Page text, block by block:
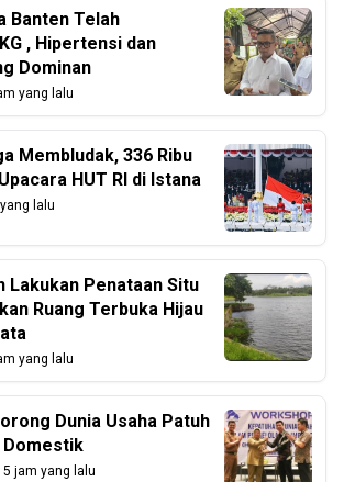
Banten Telah
, Hipertensi dan
Dominan
yang lalu
Membludak, 336 Ribu
HUT RI di Istana
lalu
Lakukan Penataan Situ
Ruang Terbuka Hijau
yang lalu
Dunia Usaha Patuh
Domestik
5 jam yang lalu